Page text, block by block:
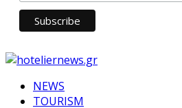
NEWS
TOURISM